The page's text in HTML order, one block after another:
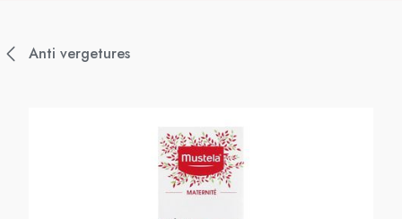
Anti vergetures